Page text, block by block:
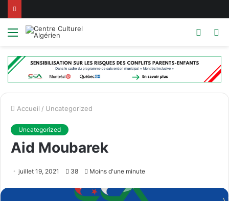
Menu
Switch
Accueil / Uncategorized
Uncategorized
Aid Moubarek
juillet 19, 2021 38 Moins d'une minute